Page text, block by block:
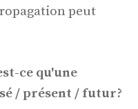
peut
ce qu'une
/ présent / futur?